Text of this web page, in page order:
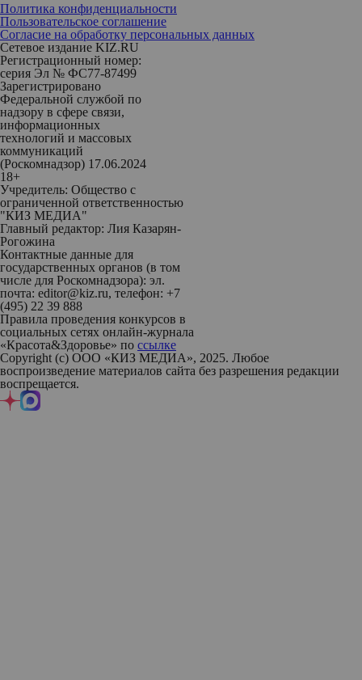
Политика конфиденциальности
Пользовательское соглашение
Согласие на обработку персональных данных
Сетевое издание KIZ.RU
Регистрационный номер:
серия Эл № ФС77-87499
Зарегистрировано
Федеральной службой по
надзору в сфере связи,
информационных
технологий и массовых
коммуникаций
(Роскомнадзор) 17.06.2024
18+
Учредитель: Общество с
ограниченной ответственностью
"КИЗ МЕДИА"
Главный редактор: Лия Казарян-
Рогожина
Контактные данные для
государственных органов (в том
числе для Роскомнадзора): эл.
почта: editor@kiz.ru, телефон: +7
(495) 22 39 888
Правила проведения конкурсов в
социальных сетях онлайн-журнала
«Красота&Здоровье» по ссылке
Copyright (с) ООО «КИЗ МЕДИА», 2025. Любое
воспроизведение материалов сайта без разрешения редакции
воспрещается.